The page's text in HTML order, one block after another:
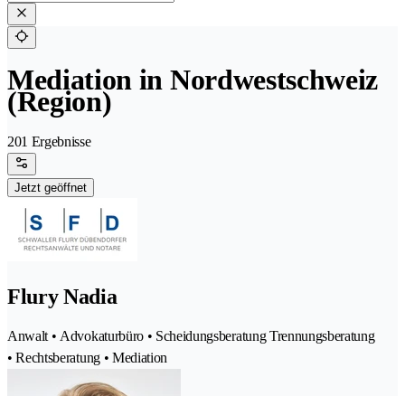
Mediation in Nordwestschweiz
(Region)
201 Ergebnisse
Jetzt geöffnet
Flury Nadia
Anwalt • Advokaturbüro • Scheidungsberatung Trennungsberatung
• Rechtsberatung • Mediation